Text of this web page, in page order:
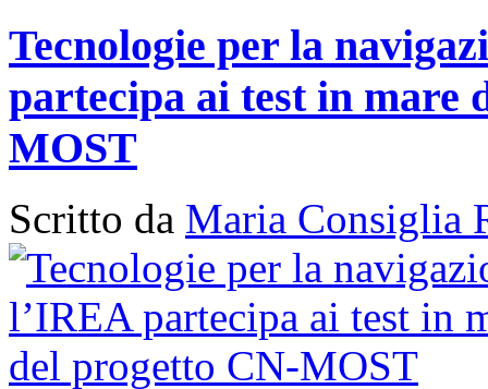
Tecnologie per la
partecipa ai test in mare
MOST
Scritto da Maria Consiglia